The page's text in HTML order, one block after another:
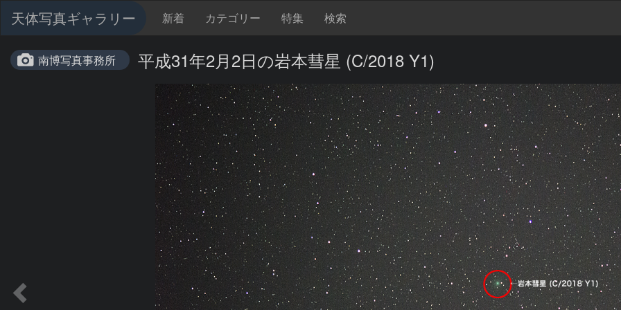
天体写真ギャラリー 新着 カテゴリー 特集 検索
南博写真事務所 平成31年2月2日の岩本彗星 (C/2018 Y1)